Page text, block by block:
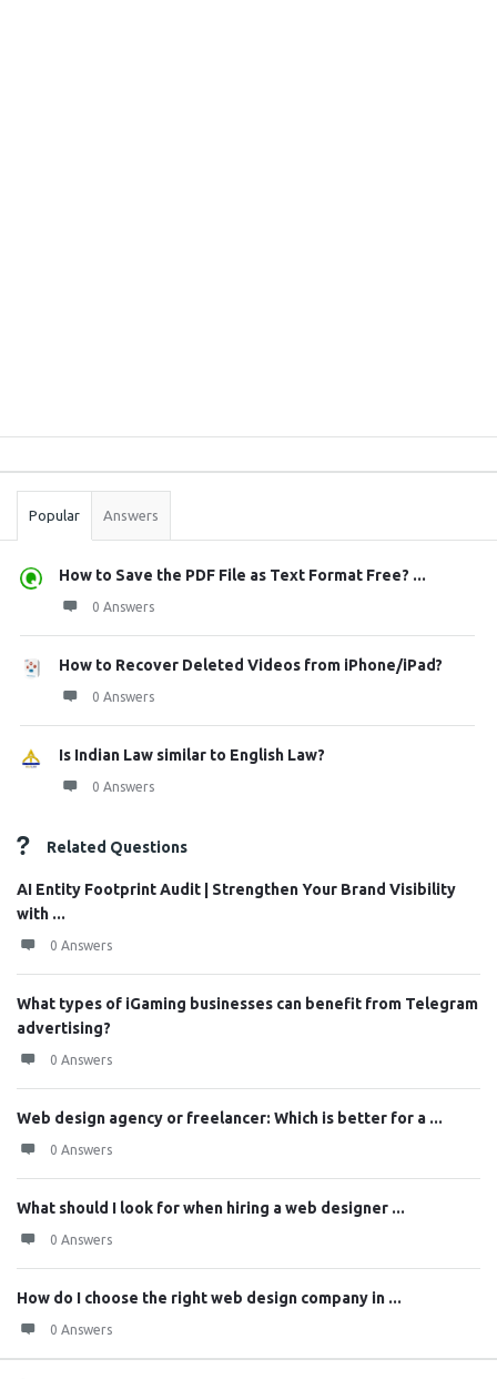
Stats
Popular Answers
How to Save the PDF File as Text Format Free? ...
0 Answers
How to Recover Deleted Videos from iPhone/iPad?
0 Answers
Is Indian Law similar to English Law?
0 Answers
Related Questions
AI Entity Footprint Audit | Strengthen Your Brand Visibility
with ...
0 Answers
What types of iGaming businesses can benefit from Telegram
advertising?
0 Answers
Web design agency or freelancer: Which is better for a ...
0 Answers
What should I look for when hiring a web designer ...
0 Answers
How do I choose the right web design company in ...
0 Answers